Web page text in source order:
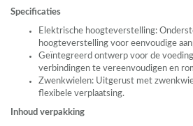
Specificaties
Elektrische hoogteverstelling:
hoogteverstelling voor eenvoudige
Geïntegreerd ontwerp voor de
verbindingen te vereenvoudigen en
Zwenkwielen: Uitgerust met
flexibele verplaatsing.
Inhoud verpakking